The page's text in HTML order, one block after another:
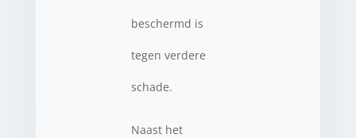
beschermd is
tegen verdere
schade.
Naast het